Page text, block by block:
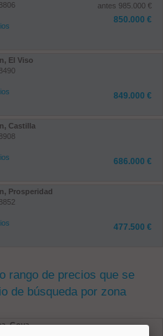
antes 985.000 €
850.000 €
El Viso
849.000 €
Castilla
686.000 €
Prosperidad
477.500 €
rango de precios que se
de búsqueda por zona
Goya